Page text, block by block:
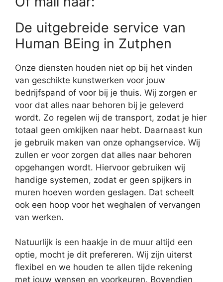
De uitgebreide service van
Human BEing in Zutphen
Onze diensten houden niet op bij het vinden
van geschikte kunstwerken voor jouw
bedrijfspand of voor bij je thuis. Wij zorgen er
voor dat alles naar behoren bij je geleverd
wordt. Zo regelen wij de transport, zodat je hier
totaal geen omkijken naar hebt. Daarnaast kun
je gebruik maken van onze ophangservice. Wij
zullen er voor zorgen dat alles naar behoren
opgehangen wordt. Hiervoor gebruiken wij
handige systemen, zodat er geen spijkers in
muren hoeven worden geslagen. Dat scheelt
ook een hoop voor het weghalen of vervangen
van werken.
Natuurlijk is een haakje in de muur altijd een
optie, mocht je dit prefereren. Wij zijn uiterst
flexibel en we houden te allen tijde rekening
met jouw wensen en voorkeuren. Bovendien